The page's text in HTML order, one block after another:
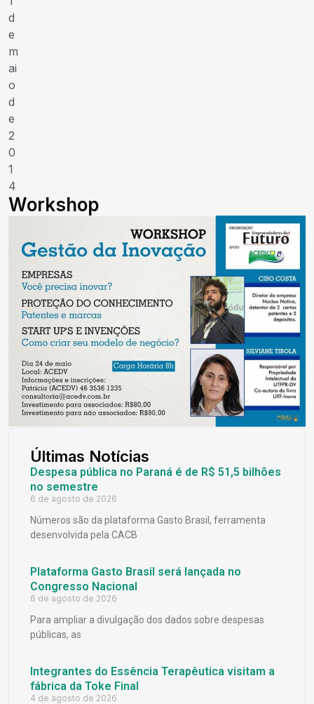
d
e
m
ai
o
d
e
2
0
1
4
Workshop
Últimas Notícias
Despesa pública no Paraná é de R$ 51,5 bilhões
no semestre
6 de agosto de 2026
Números são da plataforma Gasto Brasil, ferramenta
desenvolvida pela CACB
Plataforma Gasto Brasil será lançada no
Congresso Nacional
6 de agosto de 2026
Para ampliar a divulgação dos dados sobre despesas
públicas, as
Integrantes do Essência Terapêutica visitam a
fábrica da Toke Final
4 de agosto de 2026